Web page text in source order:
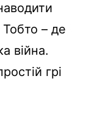
Тобто – де
війна.
грі